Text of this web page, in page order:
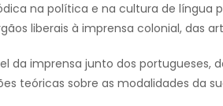
na política e na cultura de língua
liberais à imprensa colonial, das
da imprensa junto dos portugueses,
teóricas sobre as modalidades da